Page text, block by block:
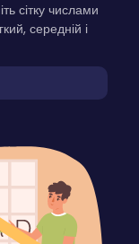
сітку числами
середній і